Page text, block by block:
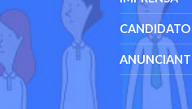
CANDIDATO